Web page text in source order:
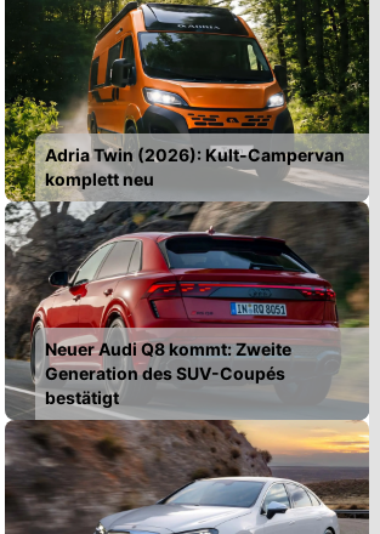
Adria Twin (2026): Kult-Campervan
komplett neu
Neuer Audi Q8 kommt: Zweite
Generation des SUV-Coupés
bestätigt